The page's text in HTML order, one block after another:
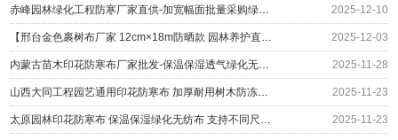
赤峰园林绿化工程防寒厂家直供-加宽幅面批量采购绿化防护 2025-12-10
【邢台金色裹树布厂家 12cm×18m防晒款 园林养护直供】 2025-12-03
内蒙古苗木印花防寒布厂家批发-保温保湿透气绿化无纺布围挡 2025-11-28
山西大同工程园艺通用印花防寒布 加厚耐用树木防冻绿布 冬季防护材料厂家 2025-11-23
太原园林印花防寒布 保温保湿绿化无纺布 支持不同尺寸定制 编织布生产厂家 2025-11-23